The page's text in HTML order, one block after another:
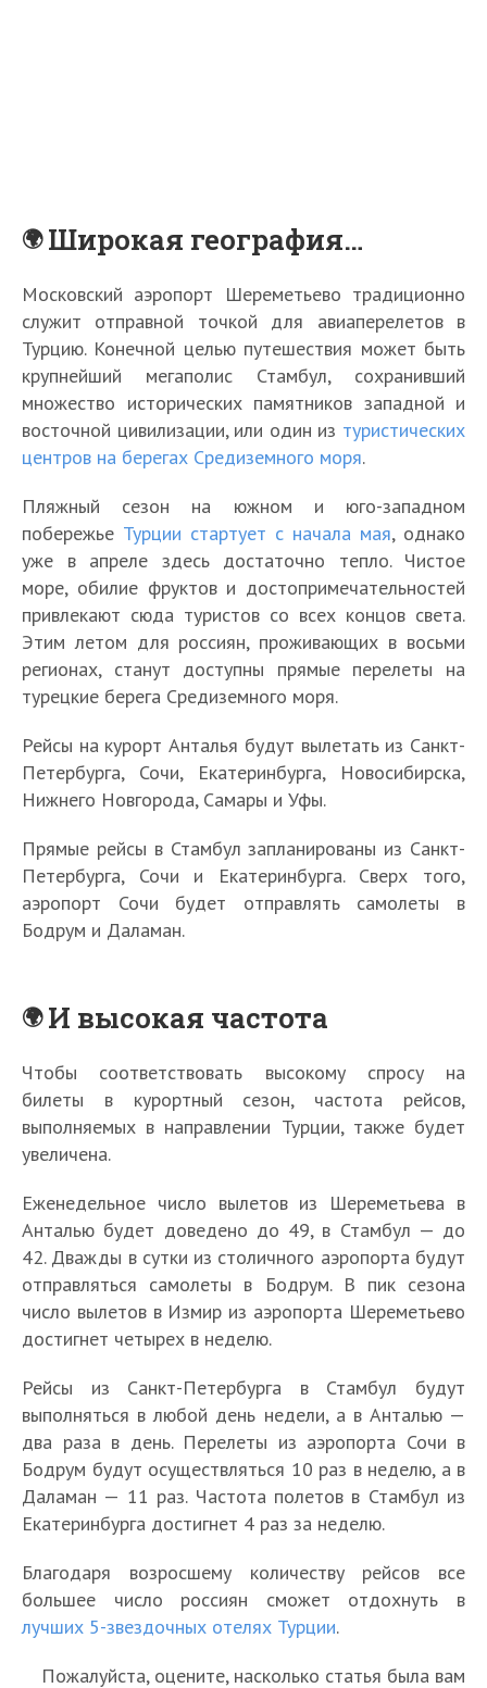
Широкая география…
Московский аэропорт Шереметьево традиционно
служит отправной точкой для авиаперелетов в
Турцию. Конечной целью путешествия может быть
крупнейший мегаполис Стамбул, сохранивший
множество исторических памятников западной и
восточной цивилизации, или один из туристических
центров на берегах Средиземного моря.
Пляжный сезон на южном и юго-западном
побережье Турции стартует с начала мая, однако
уже в апреле здесь достаточно тепло. Чистое
море, обилие фруктов и достопримечательностей
привлекают сюда туристов со всех концов света.
Этим летом для россиян, проживающих в восьми
регионах, станут доступны прямые перелеты на
турецкие берега Средиземного моря.
Рейсы на курорт Анталья будут вылетать из Санкт-
Петербурга, Сочи, Екатеринбурга, Новосибирска,
Нижнего Новгорода, Самары и Уфы.
Прямые рейсы в Стамбул запланированы из Санкт-
Петербурга, Сочи и Екатеринбурга. Сверх того,
аэропорт Сочи будет отправлять самолеты в
Бодрум и Даламан.
И высокая частота
Чтобы соответствовать высокому спросу на
билеты в курортный сезон, частота рейсов,
выполняемых в направлении Турции, также будет
увеличена.
Еженедельное число вылетов из Шереметьева в
Анталью будет доведено до 49, в Стамбул — до
42. Дважды в сутки из столичного аэропорта будут
отправляться самолеты в Бодрум. В пик сезона
число вылетов в Измир из аэропорта Шереметьево
достигнет четырех в неделю.
Рейсы из Санкт-Петербурга в Стамбул будут
выполняться в любой день недели, а в Анталью —
два раза в день. Перелеты из аэропорта Сочи в
Бодрум будут осуществляться 10 раз в неделю, а в
Даламан — 11 раз. Частота полетов в Стамбул из
Екатеринбурга достигнет 4 раз за неделю.
Благодаря возросшему количеству рейсов все
большее число россиян сможет отдохнуть в
лучших 5-звездочных отелях Турции.
Пожалуйста, оцените, насколько статья была вам